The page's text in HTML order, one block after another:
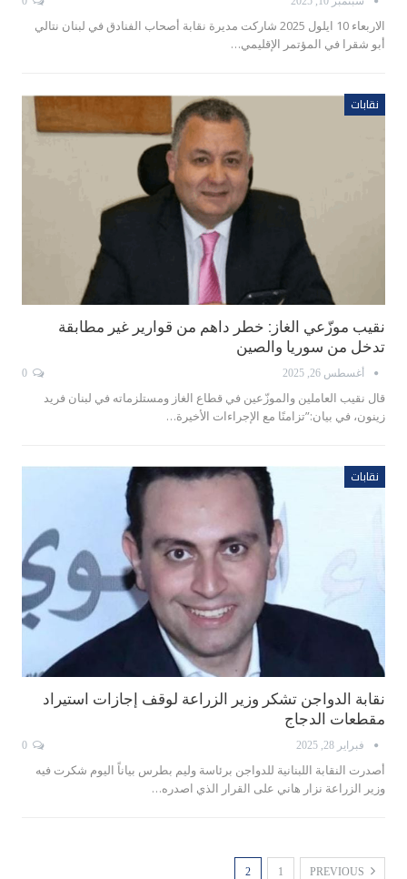
الاربعاء 10 ايلول 2025 شاركت مديرة نقابة أصحاب الفنادق في لبنان نتالي
أبو شقرا في المؤتمر الإقليمي…
نقابات
نقيب موزّعي الغاز: خطر داهم من قوارير غير مطابقة
تدخل من سوريا والصين
أغسطس 26, 2025
قال نقيب العاملين والموزّعين في قطاع الغاز ومستلزماته في لبنان فريد
زينون، في بيان:”تزامنًا مع الإجراءات الأخيرة…
نقابات
نقابة الدواجن تشكر وزير الزراعة لوقف إجازات استيراد
مقطعات الدجاج
فبراير 28, 2025
أصدرت النقابة اللبنانية للدواجن برئاسة وليم بطرس بياناً اليوم شكرت فيه
وزير الزراعة نزار هاني على القرار الذي اصدره…
1
2